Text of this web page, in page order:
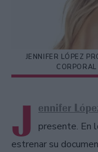
JENNIFER LÓPEZ
J ennifer
presente. En
estrenar su